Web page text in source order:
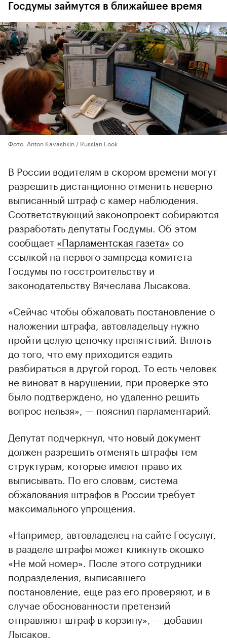
Госдумы займутся в ближайшее время
Фото: Anton Kavashkin / Russian Look
В России водителям в скором времени могут
разрешить дистанционно отменить неверно
выписанный штраф с камер наблюдения.
Соответствующий законопроект собираются
разработать депутаты Госдумы. Об этом
сообщает «Парламентская газета» со
ссылкой на первого зампреда комитета
Госдумы по госстроительству и
законодательству Вячеслава Лысакова.
«Сейчас чтобы обжаловать постановление о
наложении штрафа, автовладельцу нужно
пройти целую цепочку препятствий. Вплоть
до того, что ему приходится ездить
разбираться в другой город. То есть человек
не виноват в нарушении, при проверке это
было подтверждено, но удаленно решить
вопрос нельзя», — пояснил парламентарий.
Депутат подчеркнул, что новый документ
должен разрешить отменять штрафы тем
структурам, которые имеют право их
выписывать. По его словам, система
обжалования штрафов в России требует
максимального упрощения.
«Например, автовладелец на сайте Госуслуг,
в разделе штрафы может кликнуть окошко
«Не мой номер». После этого сотрудники
подразделения, выписавшего
постановление, еще раз его проверяют, и в
случае обоснованности претензий
отправляют штраф в корзину», — добавил
Лысаков.